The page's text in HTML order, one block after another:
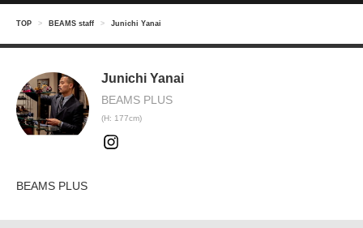
TOP > BEAMS staff > Junichi Yanai
Junichi Yanai
BEAMS PLUS
(H: 177cm)
BEAMS PLUS